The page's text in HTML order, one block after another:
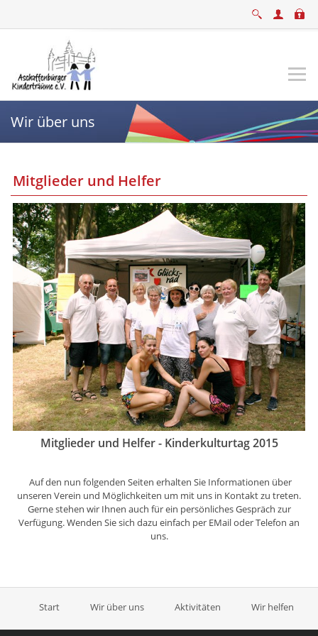
Wir über uns
Mitglieder und Helfer
Mitglieder und Helfer - Kinderkulturtag 2015
Auf den nun folgenden Seiten erhalten Sie Informationen über
unseren Verein und Möglichkeiten um mit uns in Kontakt zu treten.
Gerne stehen wir Ihnen auch für ein persönliches Gespräch zur
Verfügung. Wenden Sie sich dazu einfach per EMail oder Telefon an
uns.
Start Wir über uns Aktivitäten Wir helfen